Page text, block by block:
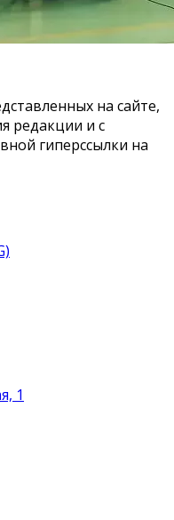
на сайте,
редакции и с
гиперссылки на
1